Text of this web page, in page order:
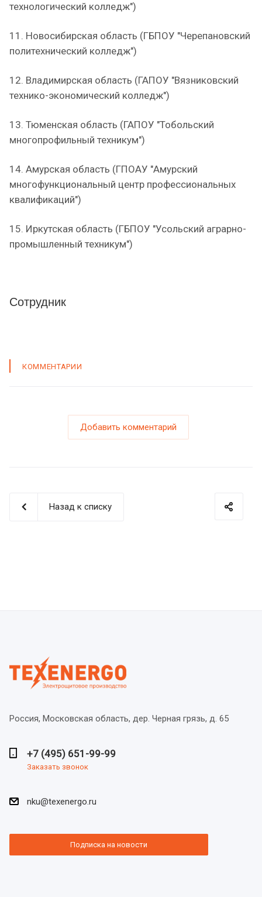
технологический колледж")
11. Новосибирская область (ГБПОУ "Черепановский
политехнический колледж")
12. Владимирская область (ГАПОУ "Вязниковский
технико-экономический колледж")
13. Тюменская область (ГАПОУ "Тобольский
многопрофильный техникум")
14. Амурская область (ГПОАУ "Амурский
многофункциональный центр профессиональных
квалификаций")
15. Иркутская область (ГБПОУ "Усольский аграрно-
промышленный техникум")
Сотрудник
КОММЕНТАРИИ
Добавить комментарий
Назад к списку
Россия, Московская область, дер. Черная грязь, д. 65
+7 (495) 651-99-99
Заказать звонок
nku@texenergo.ru
Подписка на новости